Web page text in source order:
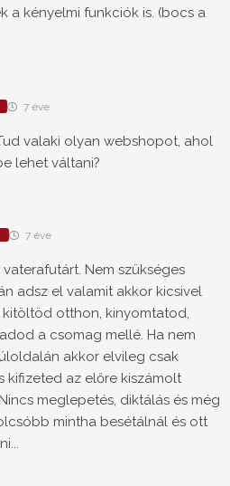
a kényelmi funkciók is. (bocs a
7 éve
valaki olyan webshopot, ahol
lehet váltani?
7 éve
Nem szükséges
adsz el valamit akkor kicsivel
otthon, kinyomtatod,
a csomag mellé. Ha nem
akkor elvileg csak
kifizeted az előre kiszámolt
meglepetés, diktálás és még
mintha besétálnál és ott